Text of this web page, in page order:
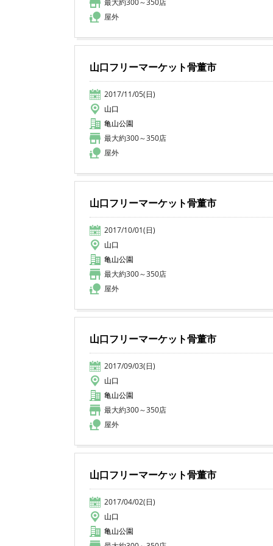
最大約300～350店
屋外
山口フリーマーケット骨董市
2017/11/05(日)
山口
亀山公園
最大約300～350店
屋外
山口フリーマーケット骨董市
2017/10/01(日)
山口
亀山公園
最大約300～350店
屋外
山口フリーマーケット骨董市
2017/09/03(日)
山口
亀山公園
最大約300～350店
屋外
山口フリーマーケット骨董市
2017/04/02(日)
山口
亀山公園